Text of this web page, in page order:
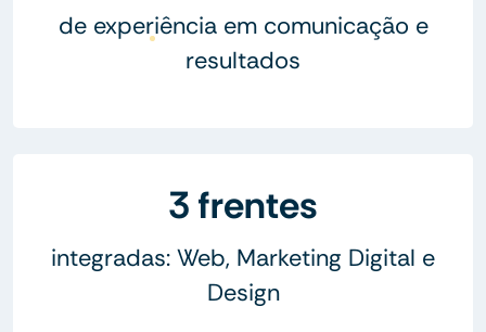
de experiência em comunicação e
resultados
3 frentes
integradas: Web, Marketing Digital e
Design